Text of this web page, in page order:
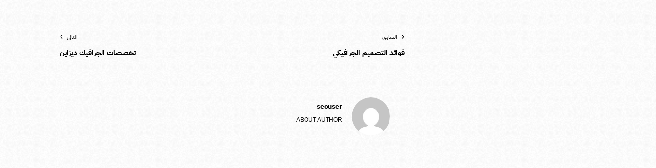
السابق
فوائد التصميم الجرافيكي
التالي
تخصصات الجرافيك ديزاين
seouser
ABOUT AUTHOR